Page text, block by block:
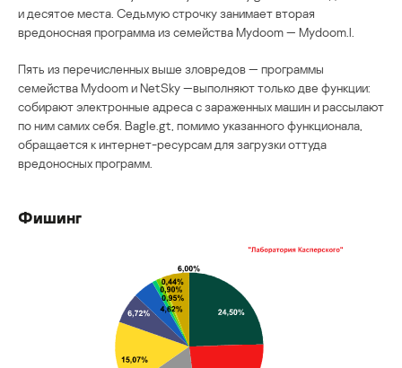
и десятое места. Седьмую строчку занимает вторая
вредоносная программа из семейства Mydoom — Mydoom.l.
Пять из перечисленных выше зловредов — программы
семейства Mydoom и NetSky —выполняют только две функции:
собирают электронные адреса с зараженных машин и рассылают
по ним самих себя. Bagle.gt, помимо указанного функционала,
обращается к интернет-ресурсам для загрузки оттуда
вредоносных программ.
Фишинг